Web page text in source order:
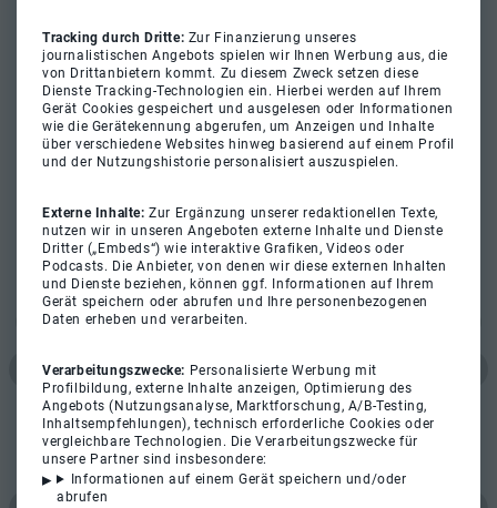
Tracking durch Dritte: Zur Finanzierung unseres
journalistischen Angebots spielen wir Ihnen Werbung aus, die
von Drittanbietern kommt. Zu diesem Zweck setzen diese
Dienste Tracking-Technologien ein. Hierbei werden auf Ihrem
Gerät Cookies gespeichert und ausgelesen oder Informationen
wie die Gerätekennung abgerufen, um Anzeigen und Inhalte
über verschiedene Websites hinweg basierend auf einem Profil
und der Nutzungshistorie personalisiert auszuspielen.
Externe Inhalte:Zur Ergänzung unserer redaktionellen Texte,
nutzen wir in unseren Angeboten externe Inhalte und Dienste
Dritter („Embeds“) wie interaktive Grafiken, Videos oder
Podcasts. Die Anbieter, von denen wir diese externen Inhalten
und Dienste beziehen, können ggf. Informationen auf Ihrem
Gerät speichern oder abrufen und Ihre personenbezogenen
Daten erheben und verarbeiten.
Verarbeitungszwecke: Personalisierte Werbung mit
Profilbildung, externe Inhalte anzeigen, Optimierung des
Angebots (Nutzungsanalyse, Marktforschung, A/B-Testing,
Inhaltsempfehlungen), technisch erforderliche Cookies oder
vergleichbare Technologien. Die Verarbeitungszwecke für
unsere Partner sind insbesondere:
Informationen auf einem Gerät speichern und/oder
abrufen